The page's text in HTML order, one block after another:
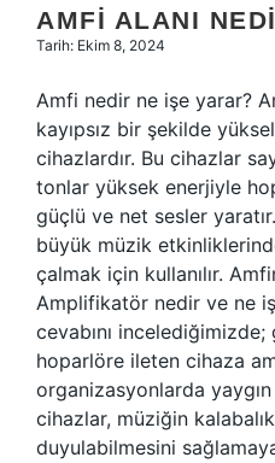
AMFI ALANI
Tarih: Ekim 8, 2024
Amfi nedir ne işe yarar?
kayıpsız bir şekilde
cihazlardır. Bu cihazlar
tonlar yüksek enerjiyle
güçlü ve net sesler
büyük müzik
çalmak için kullanılır.
Amplifikatör nedir ve ne
cevabını
hoparlöre ileten cihaza
organizasyonlarda
cihazlar, müziğin
duyulabilmesini